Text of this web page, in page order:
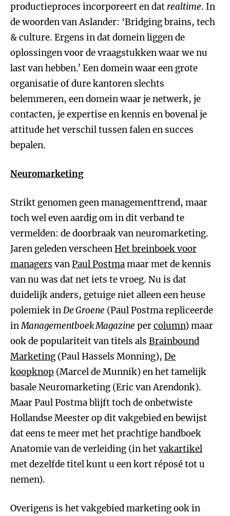
productieproces incorporeert en dat realtime. In
de woorden van Aslander: ‘Bridging brains, tech
& culture. Ergens in dat domein liggen de
oplossingen voor de vraagstukken waar we nu
last van hebben.’ Een domein waar een grote
organisatie of dure kantoren slechts
belemmeren, een domein waar je netwerk, je
contacten, je expertise en kennis en bovenal je
attitude het verschil tussen falen en succes
bepalen.
Neuromarketing
Strikt genomen geen managementtrend, maar
toch wel even aardig om in dit verband te
vermelden: de doorbraak van neuromarketing.
Jaren geleden verscheenHet breinboek voor
managers vanPaul Postmamaar met de kennis
van nu was dat net iets te vroeg. Nu is dat
duidelijk anders, getuige niet alleen een heuse
polemiek inDe Groene (Paul Postma repliceerde
inManagementboek Magazine percolumn) maar
ook de populariteit van titels als Brainbound
Marketing (Paul Hassels Monning), De
koopknop (Marcel de Munnik) en het tamelijk
basale Neuromarketing (Eric van Arendonk).
Maar Paul Postma blijft toch de onbetwiste
Hollandse Meester op dit vakgebied en bewijst
dat eens te meer met het prachtige handboek
Anatomie van de verleiding (in hetvakartikel
met dezelfde titel kunt u een kort réposé tot u
nemen).
Overigens is het vakgebied marketing ook in